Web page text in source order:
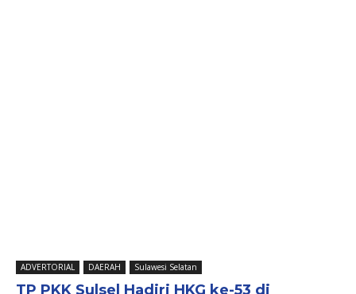
ADVERTORIAL DAERAH Sulawesi Selatan
TP PKK Sulsel Hadiri HKG ke-53 di